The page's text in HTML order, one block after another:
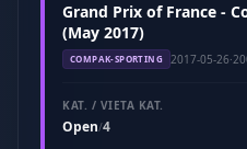
Grand Prix of France -
(May 2017)
COMPAK-SPORTING 2017-05-26·
KAT. / VIETA KAT.
Open/4